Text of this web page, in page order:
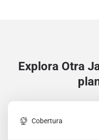
Explora Otra
Cobertura